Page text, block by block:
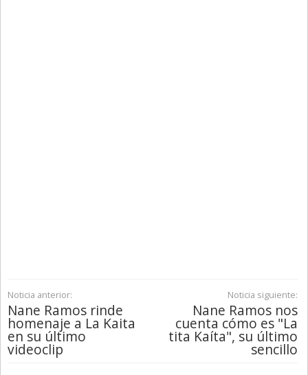
Noticia anterior:
Nane Ramos rinde
homenaje a La Kaita
en su último
videoclip
Noticia siguiente:
Nane Ramos nos
cuenta cómo es "La
tita Kaíta", su último
sencillo